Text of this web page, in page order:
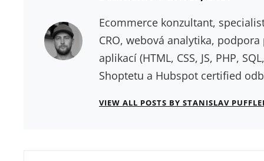
Ecommerce konzultant,
CRO, webová analytika,
aplikací (HTML, CSS, JS, PHP,
Shoptetu a Hubspot certified
VIEW ALL POSTS BY STANISLAV